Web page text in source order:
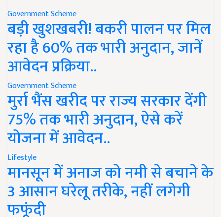
Government Scheme
बड़ी खुशखबरी! बकरी पालन पर मिल
रहा है 60% तक भारी अनुदान, जानें
आवेदन प्रक्रिया..
Government Scheme
मुर्रा भैंस खरीद पर राज्य सरकार देंगी
75% तक भारी अनुदान, ऐसे करें
योजना में आवेदन..
Lifestyle
मानसून में अनाज को नमी से बचाने के
3 आसान घरेलू तरीके, नहीं लगेगी
फफूंदी